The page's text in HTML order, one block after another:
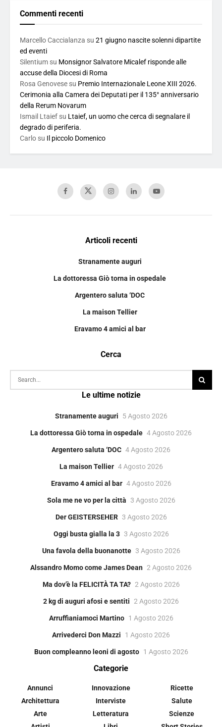
Commenti recenti
Marcello Caccialanza su 21 giugno nascite solenni dipartite
ed eventi
Silentium su Monsignor Salvatore Micalef risponde alle
accuse della Diocesi di Roma
Rosa Genovese su Premio Internazionale Leone XIII 2026.
Cerimonia alla Camera dei Deputati per il 135° anniversario
della Rerum Novarum
Ismail Ltaief su Ltaief, un uomo che cerca di segnalare il
degrado di periferia.
Carlo su Il piccolo Domenico
Articoli recenti
Stranamente auguri
La dottoressa Giò torna in ospedale
Argentero saluta ‘DOC
La maison Tellier
Eravamo 4 amici al bar
Cerca
Le ultime notizie
Stranamente auguri 5 Agosto 2026
La dottoressa Giò torna in ospedale 4 Agosto 2026
Argentero saluta ‘DOC 4 Agosto 2026
La maison Tellier 4 Agosto 2026
Eravamo 4 amici al bar 4 Agosto 2026
Sola me ne vo per la città 3 Agosto 2026
Der GEISTERSEHER 3 Agosto 2026
Oggi busta gialla la 3 3 Agosto 2026
Una favola della buonanotte 3 Agosto 2026
Alssandro Momo come James Dean 2 Agosto 2026
Ma dov’è la FELICITÀ TA TA? 2 Agosto 2026
2 kg di auguri afosi e sentiti 2 Agosto 2026
Arruffianiamoci Martino 1 Agosto 2026
Arrivederci Don Mazzi 1 Agosto 2026
Buon compleanno leoni di agosto 1 Agosto 2026
Categorie
Annunci
Architettura
Arte
Innovazione
Interviste
Letteratura
Ricette
Salute
Scienze